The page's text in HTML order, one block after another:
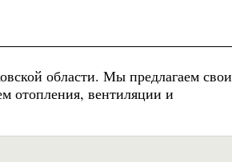
области. Мы предлагаем свои
отопления, вентиляции и